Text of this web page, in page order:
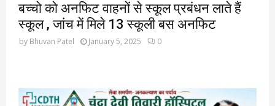
बच्चो को अनफिट वाहनों से स्कूल प्रबंधन लाते हैं
स्कूल , जांच में मिले 13 स्कूली बस अनफिट
by Bhuvan Patel January 5, 2025 0